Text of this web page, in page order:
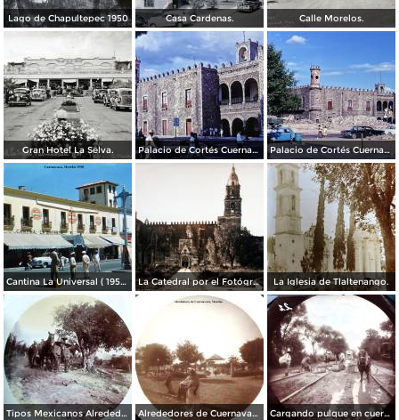
Lago de Chapultepec 1950 Casa Cardenas. Calle Morelos.
Gran Hotel La Selva. Palacio de Cortés Cuernavaca Morelos 1967 Palacio de Cortés Cuernavaca Morelos 1967
Cantina La Universal ( 1950 ). La Catedral por el Fotógrafo Hugo Brehme. La Iglesia de Tlaltenango.
Tipos Mexicanos Alrededores de Cuernavaca Morelos.. Alrededores de Cuernavaca Morelos. Cargando pulque en cueros de puerco Alrededores de Cuernavaca Morelos.